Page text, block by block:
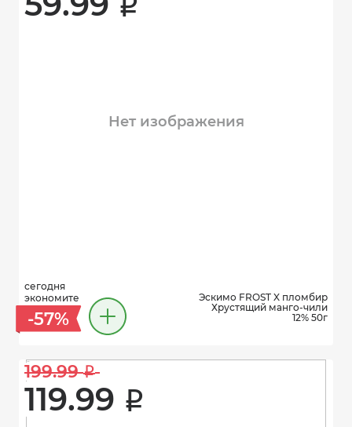
i
Нет изображения
сегодня
экономите
-57%
Эскимо FROST X пломбир
Хрустящий манго-чили
12% 50г
199.99 i
119.99 i